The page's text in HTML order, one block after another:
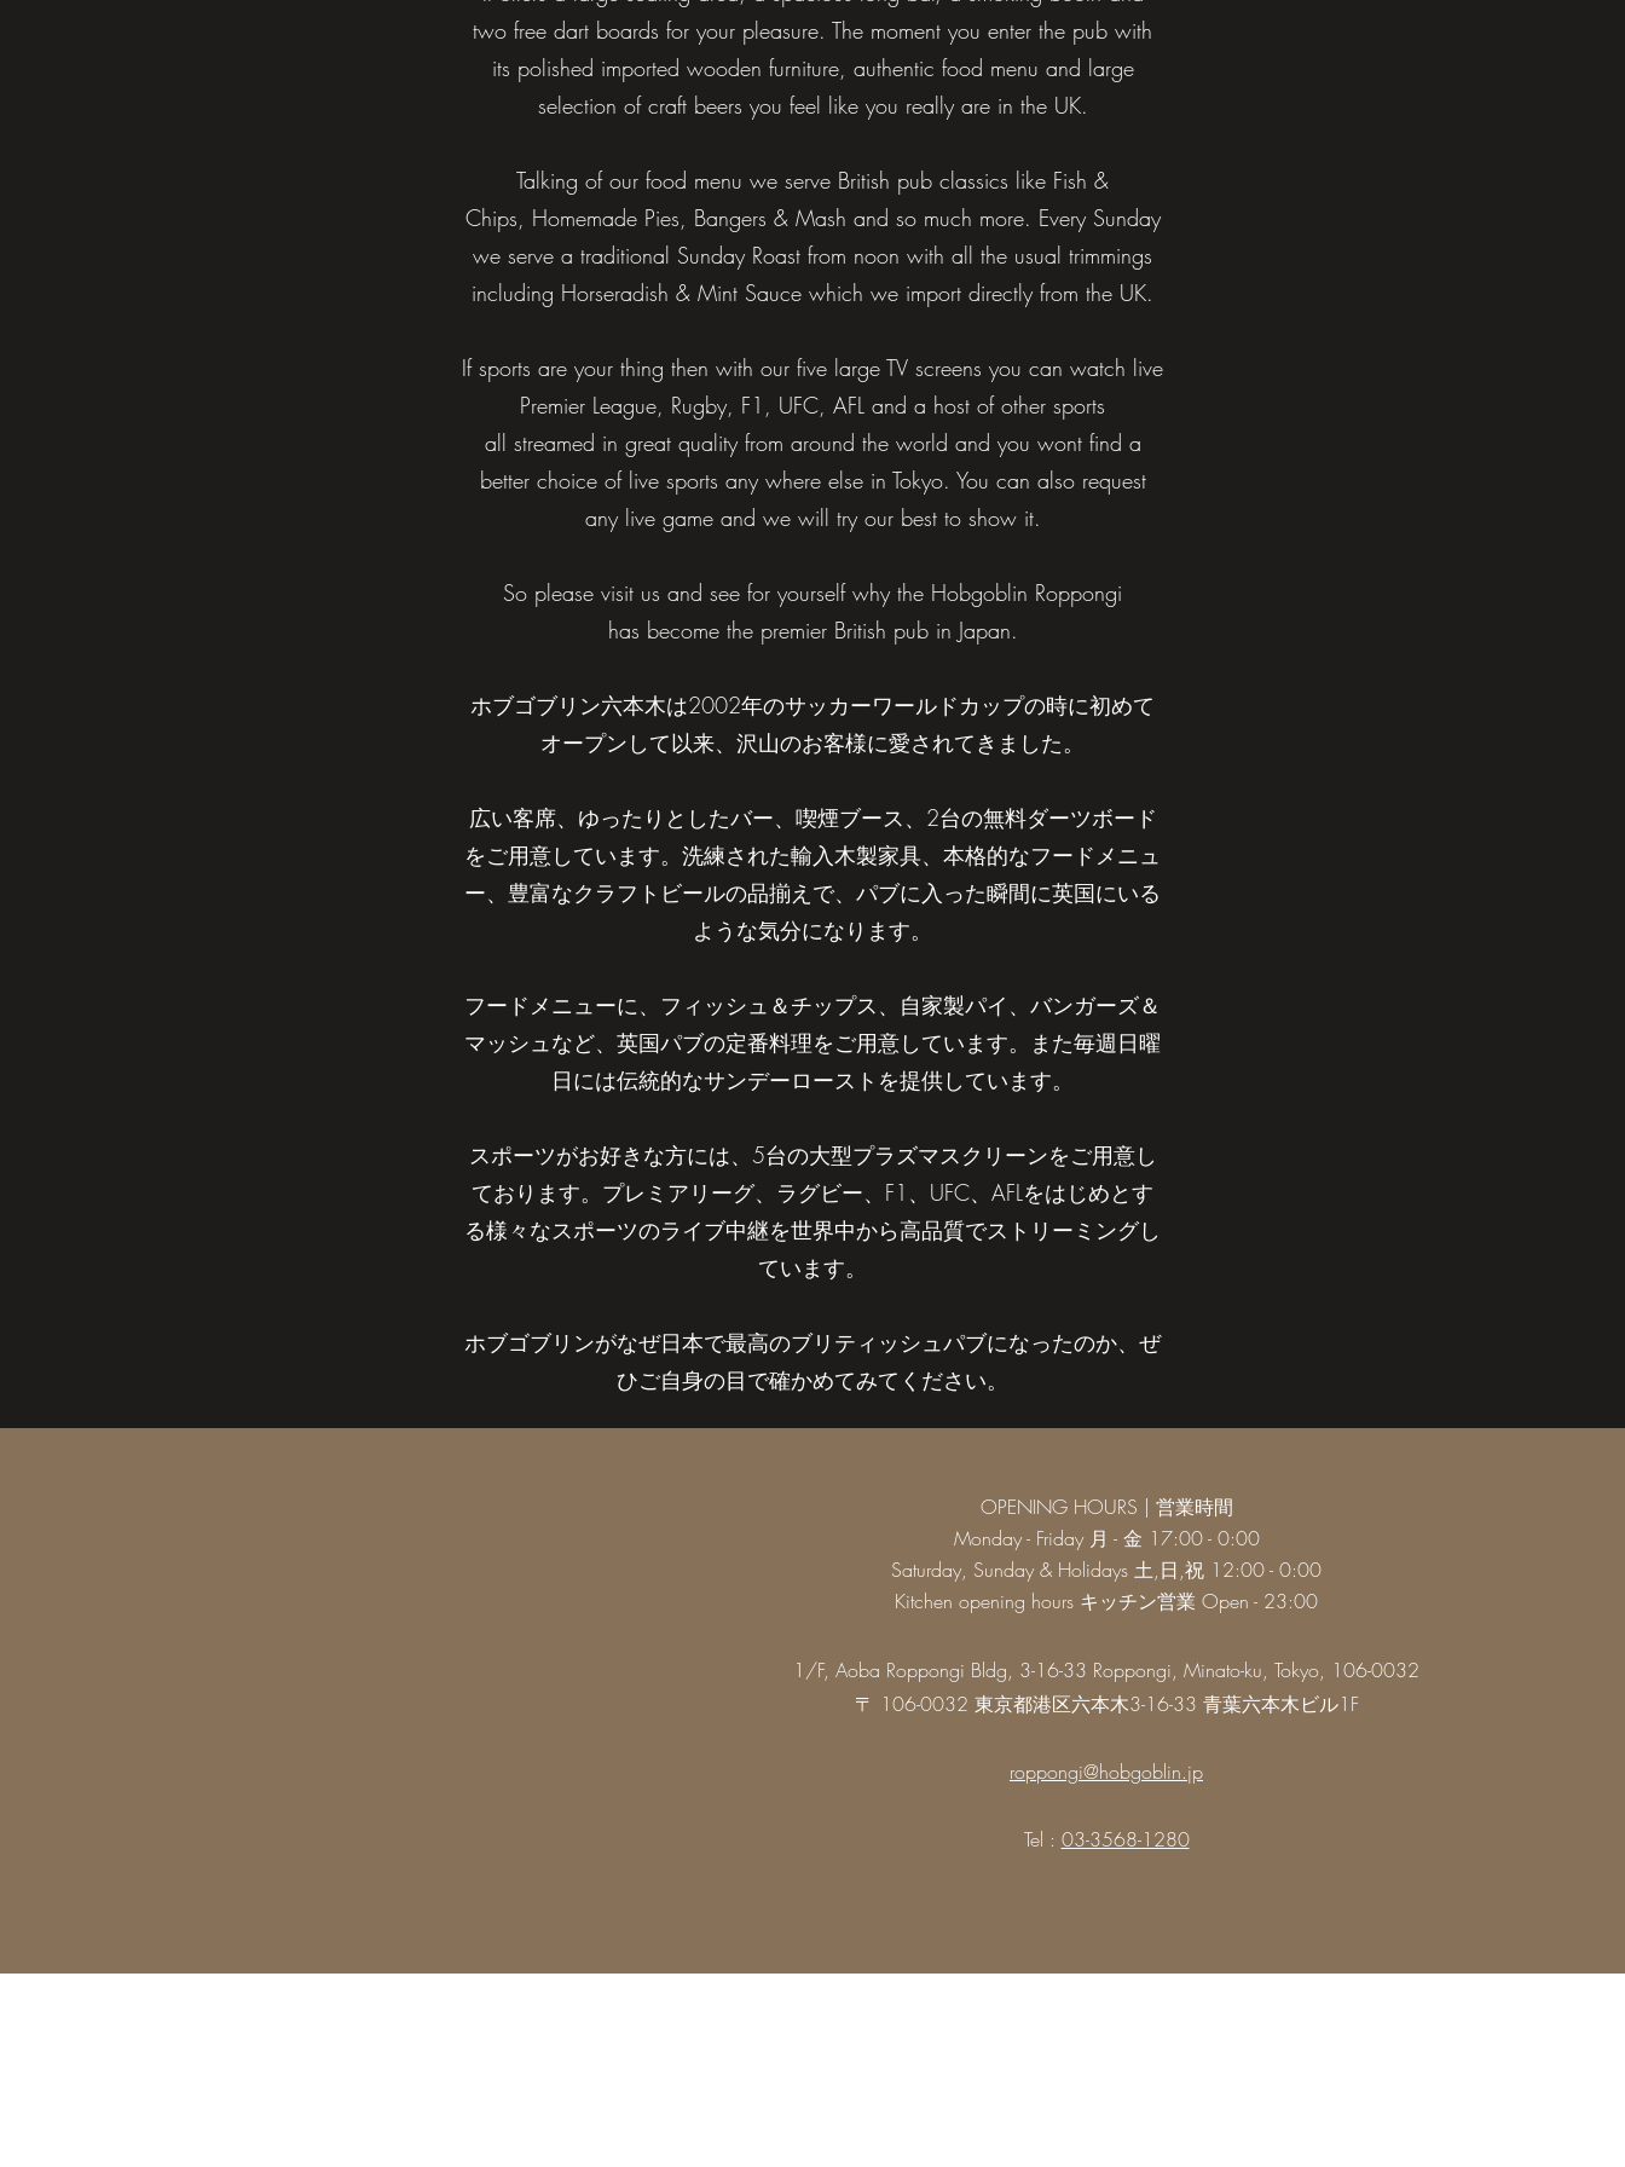
two free dart boards for your pleasure. The moment you enter the pub with
its polished imported wooden furniture, authentic food menu and large
selection of craft beers you feel like you really are in the UK.
Talking of our food menu we serve British pub classics like Fish &
Chips, Homemade Pies, Bangers & Mash and so much more. Every Sunday
we serve a traditional Sunday Roast from noon with all the usual trimmings
including Horseradish & Mint Sauce which we import directly from the UK.
If sports are your thing then with our five large TV screens you can watch live
Premier League, Rugby, F1, UFC, AFL and a host of other sports
all streamed in great quality from around the world and you wont find a
better choice of live sports any where else in Tokyo. You can also request
any live game and we will try our best to show it.
So please visit us and see for yourself why the Hobgoblin Roppongi
has become the premier British pub in Japan.
ホブゴブリン六本木は2002年のサッカーワールドカップの時に初めて
オープンして以来、 沢山のお客様に愛されてきました。
広い客席、ゆったりとしたバー、喫煙ブース、2台の無料ダーツボード
をご用意しています。洗練された輸入木製家具、本格的なフードメニュ
ー、豊富なクラフトビールの品揃えで、 パブに入った瞬間に英国にいる
ような気分になります。
フードメニューに、フィッシュ＆チップス、自家製パイ、バンガーズ＆
マッシュなど、 英国パブの定番料理をご用意しています。
また毎週日曜
日には伝統的なサンデーローストを提供しています。
スポーツがお好きな方には、5台の大型プラズマスクリーンをご用意し
ております。プレミアリーグ、ラグビー、F1、UFC、AFLをはじめとす
る様々なスポーツのライブ中継を世界中から高品質でストリーミングし
ています。
ホブゴブリンがなぜ日本で最高のブリティッシュパブになったのか、 ぜ
ひご自身の目で確かめてみてください。
OPENING HOURS | 営業時間
Monday - Friday 月 - 金 17:00 - 0:00
Saturday, Sunday & Holidays 土,日,祝 12:00 - 0:00
Kitchen opening hours キッチン営業 Open - 23:00
1/F, Aoba Roppongi Bldg, 3-16-33 Roppongi, Minato-ku, Tokyo, 106-0032
〒 106-0032 東京都港区六本木3-16-33 青葉六本木ビル1F
roppongi@hobgoblin.jp
Tel : 03-3568-1280